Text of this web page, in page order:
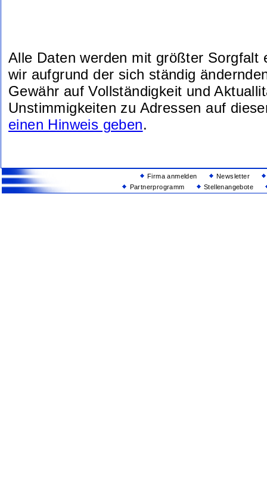
Alle Daten werden mit größter Sorgfalt
wir aufgrund der sich ständig
Gewähr auf Vollständigkeit und
Unstimmigkeiten zu Adressen auf
einen Hinweis geben.
Firma anmelden
Newsletter
Partnerprogramm
Stellenangebote